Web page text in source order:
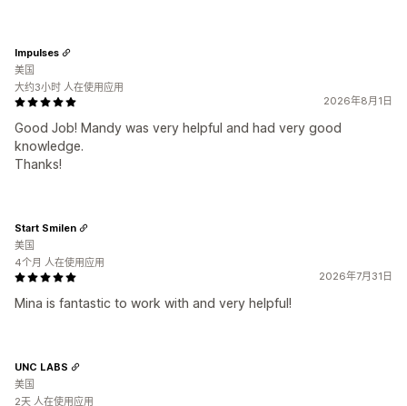
2026年8月1日
Good Job! Mandy was very helpful and had very good
knowledge.
Thanks!
Impulses
美国
大约3小时 人在使用应用
2026年7月31日
Mina is fantastic to work with and very helpful!
Start Smilen
美国
4个月 人在使用应用
UNC LABS
美国
2天 人在使用应用